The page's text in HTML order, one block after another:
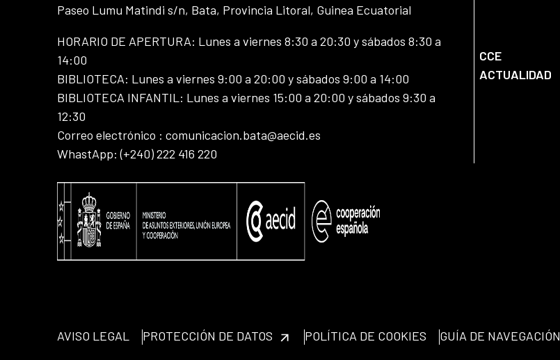
Paseo Lumu Matindi s/n, Bata, Provincia Litoral, Guinea Ecuatorial
HORARIO DE APERTURA: Lunes a viernes 8:30 a 20:30 y sábados 8:30 a
14:00
BIBLIOTECA: Lunes a viernes 9:00 a 20:00 y sábados 9:00 a 14:00
BIBLIOTECA INFANTIL: Lunes a viernes 15:00 a 20:00 y sábados 9:30 a
12:30
Correo electrónico : comunicacion.bata@aecid.es
WhastApp: (+240) 222 416 220
CCE
ACTUALIDAD
AVISO LEGAL PROTECCIÓN DE DATOS POLÍTICA DE COOKIES GUÍA DE NAVEGACIÓN